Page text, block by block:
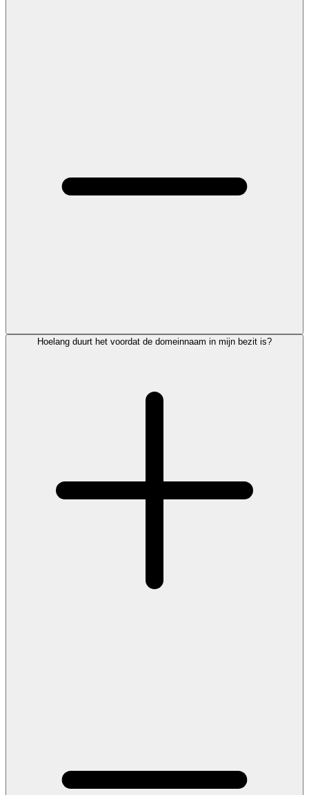
Hoelang duurt het voordat de domeinnaam in mijn bezit is?